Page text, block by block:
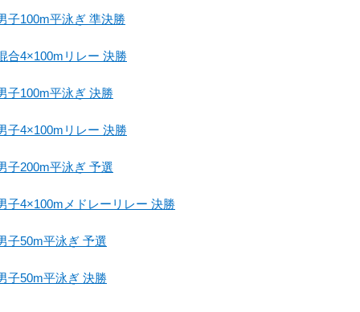
子100m平泳ぎ 準決勝
合4×100mリレー 決勝
子100m平泳ぎ 決勝
子4×100mリレー 決勝
子200m平泳ぎ 予選
子4×100mメドレーリレー 決勝
子50m平泳ぎ 予選
子50m平泳ぎ 決勝